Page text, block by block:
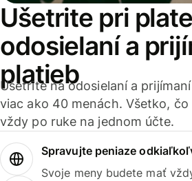
Ušetrite pri
odosielaní a
platieb
Ušetrite na odosielaní a
viac ako 40 menách. Všetko,
vždy po ruke na jednom účte.
Spravujte peniaze
Svoje meny budete mať